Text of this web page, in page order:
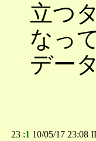
立つ
なっ
デー
23 :1 10/05/17 23:08